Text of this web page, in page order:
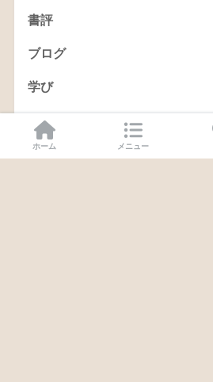
書評
ブログ
学び
タスク管理
ヨメのラクガキ
ホーム メニュー